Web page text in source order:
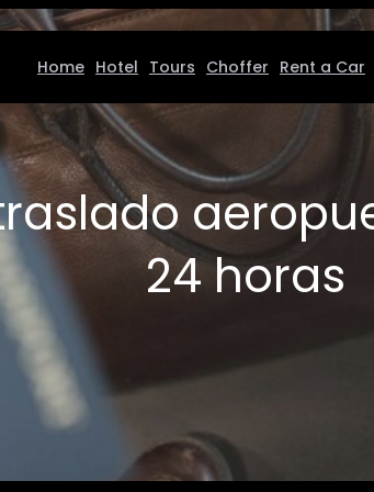
Home Hotel Tours Choffer Rent a Car
24 horas